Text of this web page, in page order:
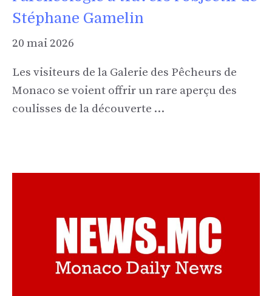
Stéphane Gamelin
20 mai 2026
Les visiteurs de la Galerie des Pêcheurs de
Monaco se voient offrir un rare aperçu des
coulisses de la découverte …